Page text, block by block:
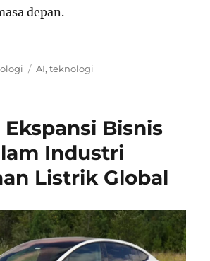
depan.
Tags
AI,teknologi
Bisnis
Industri
Listrik Global